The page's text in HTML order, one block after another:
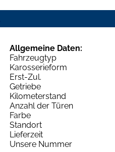
Allgemeine Daten:
Fahrzeugtyp
Karosserieform
Erst-Zul.
Getriebe
Kilometerstand
Anzahl der Türen
Farbe
Standort
Lieferzeit
Unsere Nummer